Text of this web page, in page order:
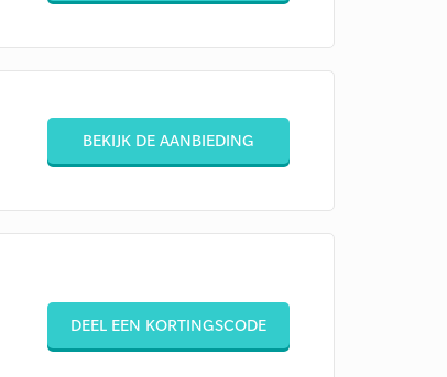
BEKIJK DE AANBIEDING
DEEL EEN KORTINGSCODE